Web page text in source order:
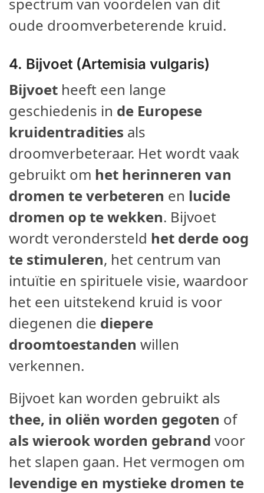
oude droomverbeterende kruid.
4. Bijvoet (Artemisia vulgaris)
Bijvoet heeft een lange
geschiedenis in de Europese
kruidentradities als
droomverbeteraar. Het wordt vaak
gebruikt om het herinneren van
dromen te verbeteren en lucide
dromen op te wekken. Bijvoet
wordt verondersteld het derde oog
te stimuleren, het centrum van
intuïtie en spirituele visie, waardoor
het een uitstekend kruid is voor
diegenen die diepere
droomtoestanden willen
verkennen.
Bijvoet kan worden gebruikt als
thee, in oliën worden gegoten of
als wierook worden gebrand voor
het slapen gaan. Het vermogen om
levendige en mystieke dromen te